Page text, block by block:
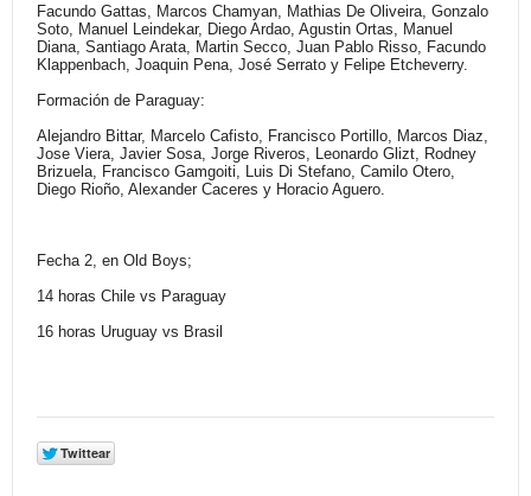
Facundo Gattas, Marcos Chamyan, Mathias De Oliveira, Gonzalo
Soto, Manuel Leindekar, Diego Ardao, Agustin Ortas, Manuel
Diana, Santiago Arata, Martin Secco, Juan Pablo Risso, Facundo
Klappenbach, Joaquin Pena, José Serrato y Felipe Etcheverry.
Formación de Paraguay:
Alejandro Bittar, Marcelo Cafisto, Francisco Portillo, Marcos Diaz,
Jose Viera, Javier Sosa, Jorge Riveros, Leonardo Glizt, Rodney
Brizuela, Francisco Gamgoiti, Luis Di Stefano, Camilo Otero,
Diego Rioño, Alexander Caceres y Horacio Aguero.
Fecha 2, en Old Boys;
14 horas Chile vs Paraguay
16 horas Uruguay vs Brasil